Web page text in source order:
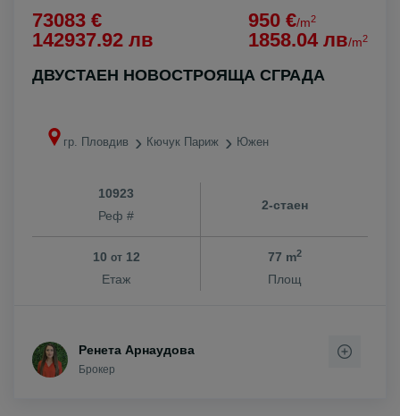
73083 €
142937.92 лв
950 €/m2
1858.04 лв/m2
ДВУСТАЕН НОВОСТРОЯЩА СГРАДА
гр. Пловдив Кючук Париж Южен
10923
Реф #
2-стаен
10 от12
Етаж
77 m2
Площ
Ренета Арнаудова
Брокер